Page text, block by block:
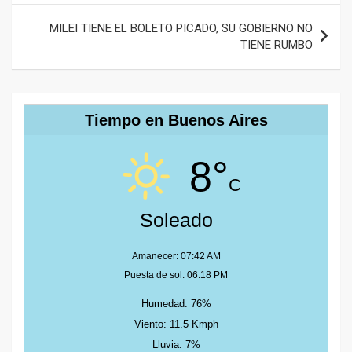
MILEI TIENE EL BOLETO PICADO, SU GOBIERNO NO
TIENE RUMBO
Tiempo en Buenos Aires
8°C
Soleado
Amanecer: 07:42 AM
Puesta de sol: 06:18 PM
Humedad: 76%
Viento: 11.5 Kmph
Lluvia: 7%